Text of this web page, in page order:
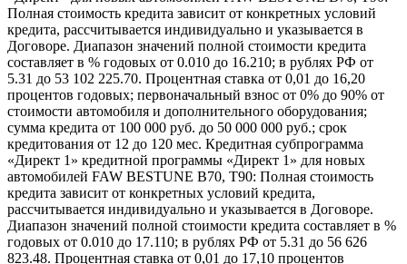
Полная стоимость кредита зависит от конкретных условий
кредита, рассчитывается индивидуально и указывается в
Договоре. Диапазон значений полной стоимости кредита
составляет в % годовых от 0.010 до 16.210; в рублях РФ от
5.31 до 53 102 225.70. Процентная ставка от 0,01 до 16,20
процентов годовых; первоначальный взнос от 0% до 90% от
стоимости автомобиля и дополнительного оборудования;
сумма кредита от 100 000 руб. до 50 000 000 руб.; срок
кредитования от 12 до 120 мес. Кредитная субпрограмма
«Директ 1» кредитной программы «Директ 1» для новых
автомобилей FAW BESTUNE B70, T90: Полная стоимость
кредита зависит от конкретных условий кредита,
рассчитывается индивидуально и указывается в Договоре.
Диапазон значений полной стоимости кредита составляет в %
годовых от 0.010 до 17.110; в рублях РФ от 5.31 до 56 626
823.48. Процентная ставка от 0,01 до 17,10 процентов